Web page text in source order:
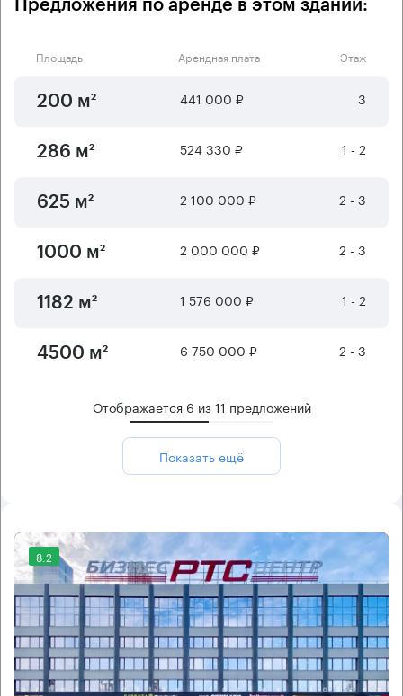
Предложения по аренде в этом здании:
Площадь Арендная плата Этаж
200 м² 441 000 ₽ 3
286 м² 524 330 ₽ 1 - 2
625 м² 2 100 000 ₽ 2 - 3
1000 м² 2 000 000 ₽ 2 - 3
1182 м² 1 576 000 ₽ 1 - 2
4500 м² 6 750 000 ₽ 2 - 3
Отображается 6 из11 предложений
Показать ещё
8.2